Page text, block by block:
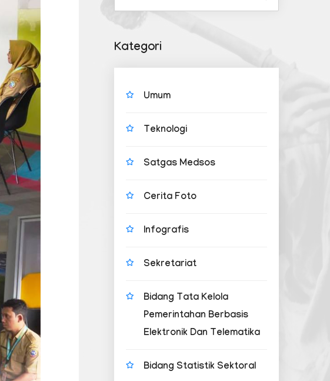
Kategori
Umum
Teknologi
Satgas Medsos
Cerita Foto
Infografis
Sekretariat
Bidang Tata Kelola
Pemerintahan Berbasis
Elektronik Dan Telematika
Bidang Statistik Sektoral